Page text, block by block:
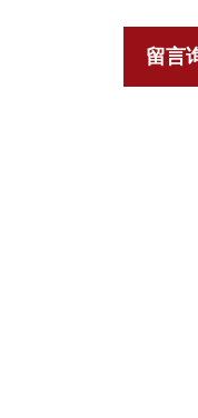
留言